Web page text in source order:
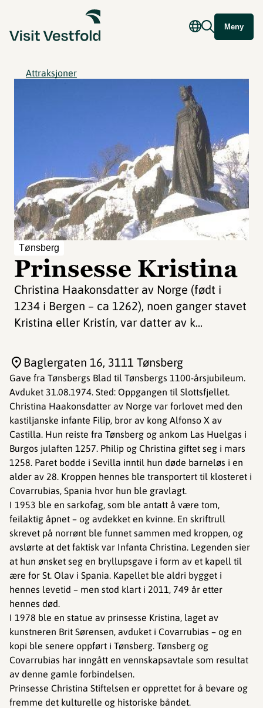
Meny
Attraksjoner
Tønsberg
Prinsesse Kristina
Christina Haakonsdatter av Norge (født i
1234 i Bergen – ca 1262), noen ganger stavet
Kristina eller Kristín, var datter av k...
Gave fra Tønsbergs Blad til Tønsbergs 1100-årsjubileum.
Avduket 31.08.1974. Sted: Oppgangen til Slottsfjellet.
Christina Haakonsdatter av Norge var forlovet med den
kastiljanske infante Filip, bror av kong Alfonso X av
Castilla. Hun reiste fra Tønsberg og ankom Las Huelgas i
Burgos julaften 1257. Philip og Christina giftet seg i mars
1258. Paret bodde i Sevilla inntil hun døde barneløs i en
alder av 28. Kroppen hennes ble transportert til klosteret i
Covarrubias, Spania hvor hun ble gravlagt.
I 1953 ble en sarkofag, som ble antatt å være tom,
feilaktig åpnet – og avdekket en kvinne. En skriftrull
skrevet på norrønt ble funnet sammen med kroppen, og
avslørte at det faktisk var Infanta Christina. Legenden sier
at hun ønsket seg en bryllupsgave i form av et kapell til
ære for St. Olav i Spania. Kapellet ble aldri bygget i
hennes levetid – men stod klart i 2011, 749 år etter
hennes død.
I 1978 ble en statue av prinsesse Kristina, laget av
kunstneren Brit Sørensen, avduket i Covarrubias – og en
kopi ble senere oppført i Tønsberg. Tønsberg og
Covarrubias har inngått en vennskapsavtale som resultat
av denne gamle forbindelsen.
Prinsesse Christina Stiftelsen er opprettet for å bevare og
fremme det kulturelle og historiske båndet.
Baglergaten 16, 3111 Tønsberg